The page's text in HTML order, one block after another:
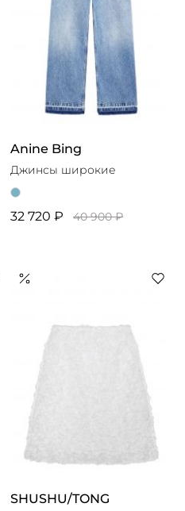
Anine Bing
Джинсы широкие
32 720 ₽ 40 900 ₽
SHUSHU/TONG